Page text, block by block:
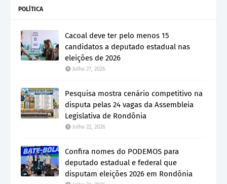
POLÍTICA
Cacoal deve ter pelo menos 15
candidatos a deputado estadual nas
eleições de 2026
Julho 27, 2026
Pesquisa mostra cenário competitivo na
disputa pelas 24 vagas da Assembleia
Legislativa de Rondônia
Julho 22, 2026
Confira nomes do PODEMOS para
deputado estadual e federal que
disputam eleições 2026 em Rondônia